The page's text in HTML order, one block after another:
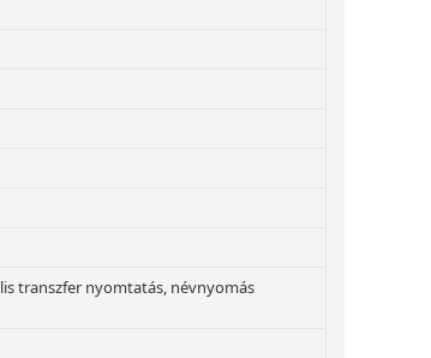
transzfer nyomtatás, névnyomás